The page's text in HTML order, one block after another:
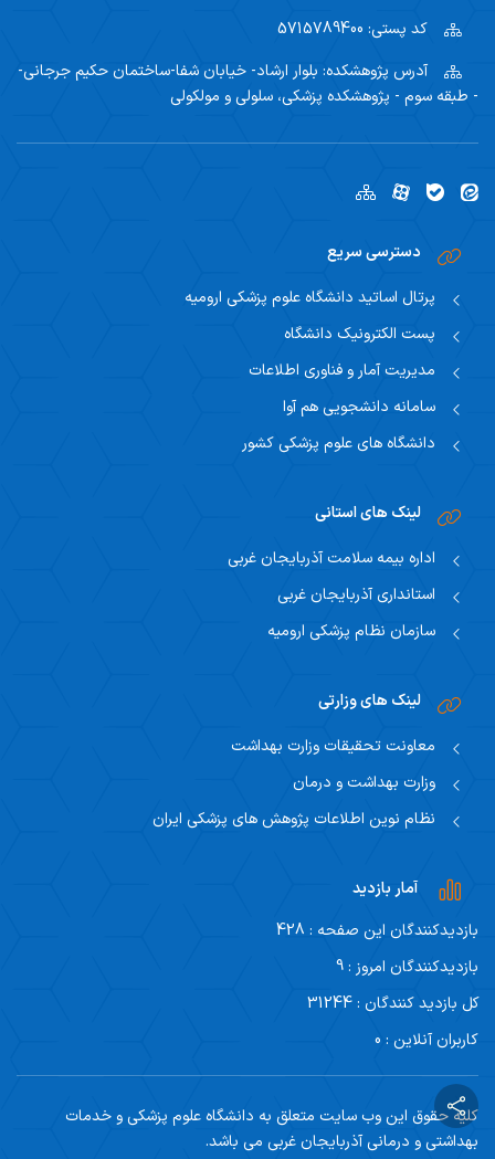
کد پستی:
آدرس پژوهشکده: بلوار ارشاد- خیابان شفا-ساختمان حکیم جرجانی-
- طبقه سوم - پژوهشکده پزشکی، سلولی و مولکولی
دسترسی سریع
پرتال اساتید دانشگاه علوم پزشکی ارومیه
پست الکترونیک دانشگاه
مدیریت آمار و فناوری اطلاعات
سامانه دانشجویی هم آوا
دانشگاه های علوم پزشکی کشور
لینک های استانی
اداره بیمه سلامت آذربایجان غربی
استانداری آذربایجان غربی
سازمان نظام پزشکی ارومیه
لینک های وزارتی
معاونت تحقیقات وزارت بهداشت
وزارت بهداشت و درمان
نظام نوین اطلاعات پژوهش های پزشکی ایران
آمار بازدید
بازدیدکنندگان این صفحه : 428
بازدیدکنندگان امروز : 9
کل بازدید کنندگان : 31244
کاربران آنلاین : 0
کلیه حقوق این وب سایت متعلق به دانشگاه علوم پزشکی و خدمات
بهداشتی و درمانی آذربایجان غربی می باشد.